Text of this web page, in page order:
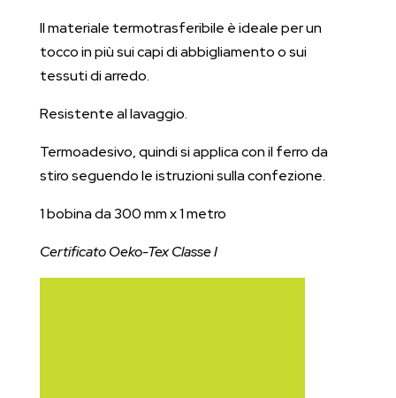
Il materiale termotrasferibile è ideale per un
tocco in più sui capi di abbigliamento o sui
tessuti di arredo.
Resistente al lavaggio.
Termoadesivo, quindi si applica con il ferro da
stiro seguendo le istruzioni sulla confezione.
1 bobina da 300 mm x 1 metro
Certificato Oeko-Tex Classe I